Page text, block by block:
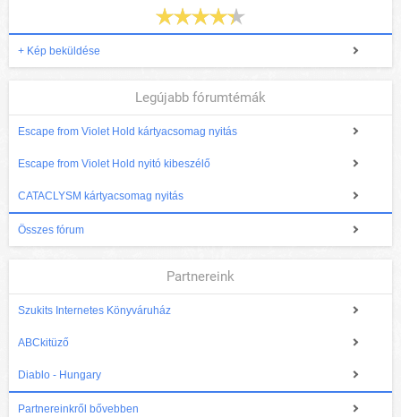
+ Kép beküldése
Legújabb fórumtémák
Escape from Violet Hold kártyacsomag nyitás
Escape from Violet Hold nyitó kibeszélő
CATACLYSM kártyacsomag nyitás
Összes fórum
Partnereink
Szukits Internetes Könyváruház
ABCkitüző
Diablo - Hungary
Partnereinkről bővebben